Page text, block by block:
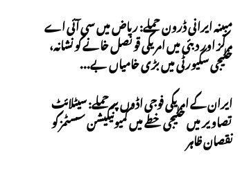
مبینہ ایرانی ڈرون حملے: ریاض میں سی آئی اے
مرکز اور دبئی میں امریکی قونصل خانے کو نشانہ،
خلیجی سکیورٹی میں بڑی خامیاں بے...
ایران کے امریکی فوجی اڈوں پر حملے: سیٹلائٹ
تصاویر میں خلیجی خطے میں کمیونیکیشن سسٹمز کو
نقصان ظاہر